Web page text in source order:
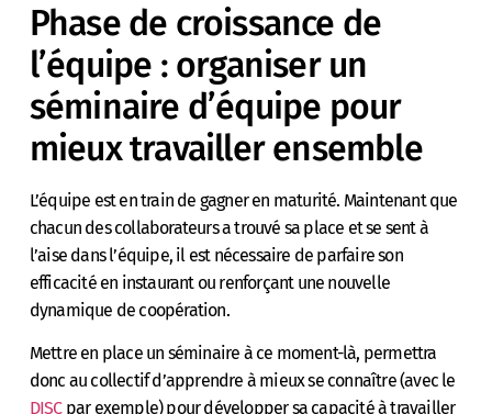
Phase de croissance de
l’équipe : organiser un
séminaire d’équipe pour
mieux travailler ensemble
L’équipe est en train de gagner en maturité. Maintenant que
chacun des collaborateurs a trouvé sa place et se sent à
l’aise dans l’équipe, il est nécessaire de parfaire son
efficacité en instaurant ou renforçant une nouvelle
dynamique de coopération.
Mettre en place un séminaire à ce moment-là, permettra
donc au collectif d’apprendre à mieux se connaître (avec le
DISCpar exemple) pour développer sa capacité à travailler